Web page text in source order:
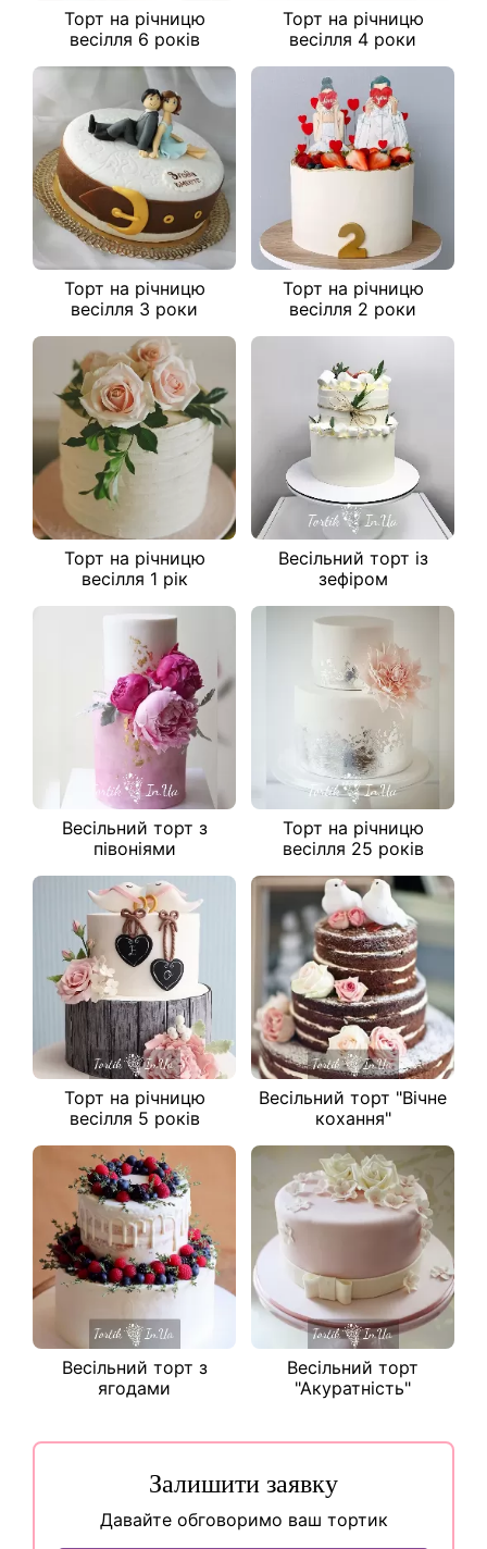
Торт на річницю
весілля 6 років
Торт на річницю
весілля 4 роки
Торт на річницю
весілля 3 роки
Торт на річницю
весілля 2 роки
Торт на річницю
весілля 1 рік
Весільний торт із
зефіром
Весільний торт з
півоніями
Торт на річницю
весілля 25 років
Торт на річницю
весілля 5 років
Весільний торт "Вічне
кохання"
Весільний торт з
ягодами
Весільний торт
"Акуратність"
Залишити заявку
Давайте обговоримо ваш тортик